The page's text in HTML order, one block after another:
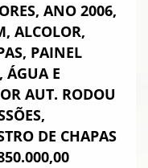
ANO 2006,
ALCOLOR,
PAINEL
ÁGUA E
AUT. RODOU
DE CHAPAS